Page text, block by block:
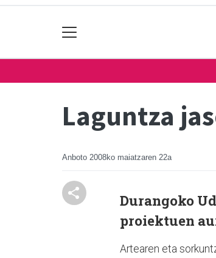
Laguntza
Anboto 2008ko maiatzaren 22a
Durangoko
proiektuen
Artearen eta